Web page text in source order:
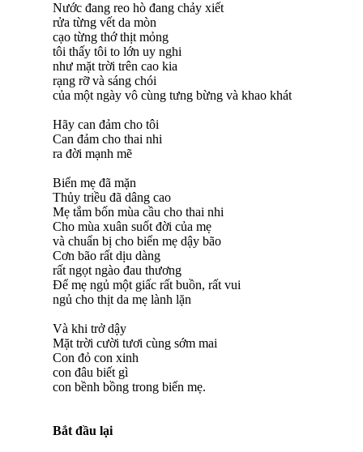
Nước đang reo hò đang chảy xiết
rửa từng vết da mòn
cạo từng thớ thịt mỏng
tôi thấy tôi to lớn uy nghi
như mặt trời trên cao kia
rạng rỡ và sáng chói
của một ngày vô cùng tưng bừng và khao khát
Hãy can đảm cho tôi
Can đảm cho thai nhi
ra đời mạnh mẽ
Biển mẹ đã mặn
Thủy triều đã dâng cao
Mẹ tắm bốn mùa cầu cho thai nhi
Cho mùa xuân suốt đời của mẹ
và chuẩn bị cho biển mẹ dậy bão
Cơn bão rất dịu dàng
rất ngọt ngào đau thương
Để mẹ ngủ một giấc rất buồn, rất vui
ngủ cho thịt da mẹ lành lặn
Và khi trở dậy
Mặt trời cười tươi cùng sớm mai
Con đỏ con xinh
con đâu biết gì
con bềnh bồng trong biển mẹ.
Bắt đầu lại